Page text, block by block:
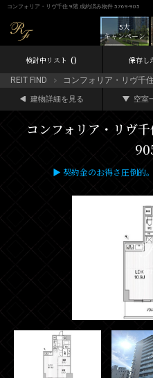
コンフォリア・リヴ千住 9階 成約済み物件 5769-905
5大
キャンペーン
検討中リスト 0 保存し
REIT FIND コンフォリア・リヴ千住
建物詳細を見る 空室
コンフォリア・リヴ
▶ 契約金のお得さ圧倒的